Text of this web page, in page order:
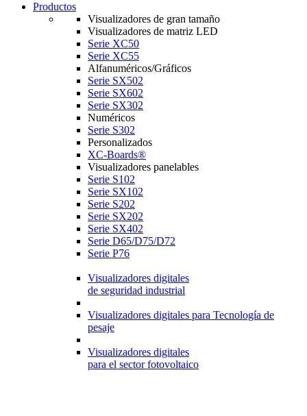
Productos
Visualizadores de gran tamaño
Visualizadores de matriz LED
Serie XC50
Serie XC55
Alfanuméricos/Gráficos
Serie SX502
Serie SX602
Serie SX302
Numéricos
Serie S302
Personalizados
XC-Boards®
Visualizadores panelables
Serie S102
Serie SX102
Serie S202
Serie SX202
Serie SX402
Serie D65/D75/D72
Serie P76
Visualizadores digitales
de seguridad industrial
Visualizadores digitales para Tecnología de
pesaje
Visualizadores digitales
para el sector fotovoltaico